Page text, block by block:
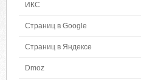
ИКС
Страниц в Google
Страниц в Яндексе
Dmoz